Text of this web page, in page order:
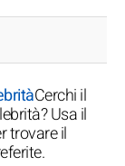
Cerchi il
Usa il
trovare il